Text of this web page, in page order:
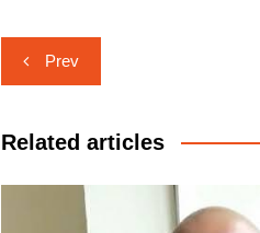
Navigasi
pos
Prev
Related articles